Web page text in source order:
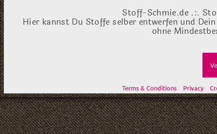
Stoff-Schmie.de .:.
Hier kannst Du Stoffe selber entwerfen und
ohne
Terms & Conditions Privacy